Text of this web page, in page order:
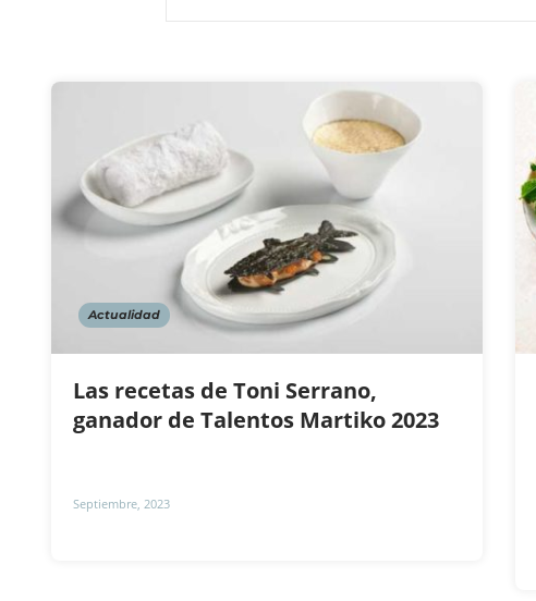
Actualidad
Las recetas de Toni Serrano,
ganador de Talentos Martiko 2023
Septiembre, 2023